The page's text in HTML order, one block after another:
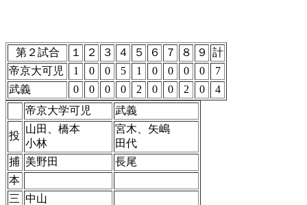
第２試合 １ ２ ３ ４ ５ ６ ７ ８ ９
計
帝京大可児
1 0 0 5 1 0 0 0 0
7
武義
0 0 0 0 2 0 0 2 0
4
帝京大学可児
武義
投
山田、橋本
小林
宮木、矢嶋
田代
捕 美野田
長尾
本
三 中山